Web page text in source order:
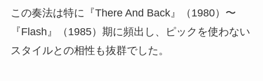
この奏法は特に『There And Back』（1980）〜
『Flash』（1985）期に頻出し、ピックを使わない
スタイルとの相性も抜群でした。